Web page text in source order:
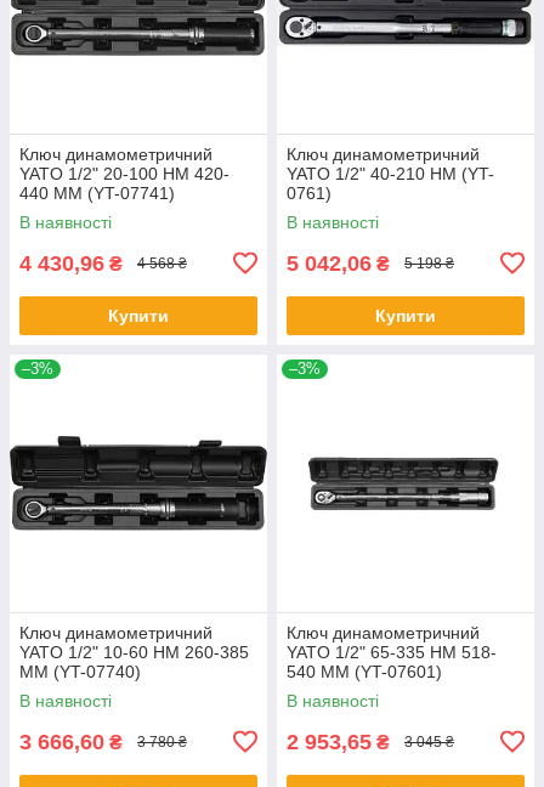
Ключ динамометричний
YATO 1/2" 20-100 НМ 420-
440 ММ (YT-07741)
В наявності
4 430,96 ₴ 4 568 ₴
Купити
Ключ динамометричний
YATO 1/2" 40-210 НМ (YT-
0761)
В наявності
5 042,06 ₴ 5 198 ₴
Купити
–3%
Ключ динамометричний
YATO 1/2" 10-60 НМ 260-385
ММ (YT-07740)
В наявності
3 666,60 ₴ 3 780 ₴
–3%
Ключ динамометричний
YATO 1/2" 65-335 НМ 518-
540 ММ (YT-07601)
В наявності
2 953,65 ₴ 3 045 ₴